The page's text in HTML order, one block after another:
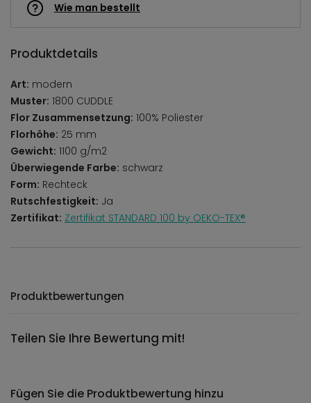
Wie man bestellt
Produktdetails
Art: modern
Muster: 1800 CUDDLE
Flor Zusammensetzung: 100% Poliester
Florhöhe: 25 mm
Gewicht: 1100 g/m2
Überwiegende Farbe: schwarz
Form: Rechteck
Rutschfestigkeit: Ja
Zertifikat: Zertifikat STANDARD 100 by OEKO-TEX®
Produktbewertungen
Teilen Sie Ihre Bewertung mit!
Fügen Sie die Produktbewertung hinzu